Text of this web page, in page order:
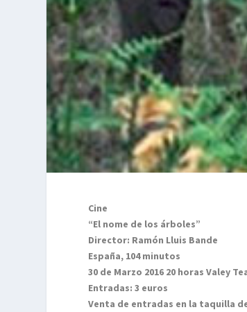
Cine
“El nome de los árboles”
Director: Ramón Lluis Bande
España, 104 minutos
30 de Marzo 2016 20 horas Valey
Entradas: 3 euros
Venta de entradas en la taquilla